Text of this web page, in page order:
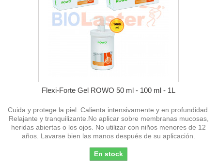
Flexi-Forte Gel ROWO 50 ml - 100 ml - 1L
Cuida y protege la piel. Calienta intensivamente y en profundidad.
Relajante y tranquilizante.No aplicar sobre membranas mucosas,
heridas abiertas o los ojos. No utilizar con niños menores de 12
años. Lavarse bien las manos después de su aplicación.
En stock